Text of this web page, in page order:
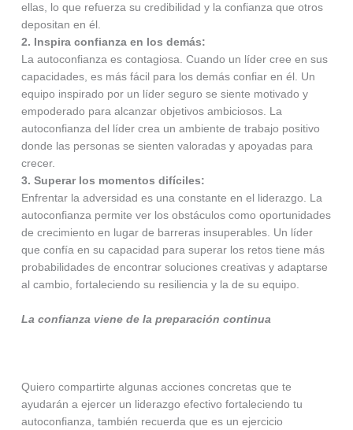
ellas, lo que refuerza su credibilidad y la confianza que otros
depositan en él.
2. Inspira confianza en los demás:
La autoconfianza es contagiosa. Cuando un líder cree en sus
capacidades, es más fácil para los demás confiar en él. Un
equipo inspirado por un líder seguro se siente motivado y
empoderado para alcanzar objetivos ambiciosos. La
autoconfianza del líder crea un ambiente de trabajo positivo
donde las personas se sienten valoradas y apoyadas para
crecer.
3. Superar los momentos difíciles:
Enfrentar la adversidad es una constante en el liderazgo. La
autoconfianza permite ver los obstáculos como oportunidades
de crecimiento en lugar de barreras insuperables. Un líder
que confía en su capacidad para superar los retos tiene más
probabilidades de encontrar soluciones creativas y adaptarse
al cambio, fortaleciendo su resiliencia y la de su equipo.
La confianza viene de la preparación continua
Quiero compartirte algunas acciones concretas que te
ayudarán a ejercer un liderazgo efectivo fortaleciendo tu
autoconfianza, también recuerda que es un ejercicio